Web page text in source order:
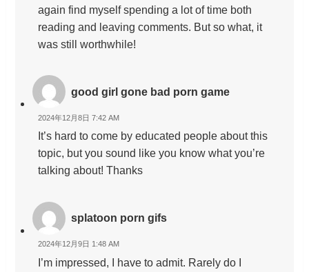
again find myself spending a lot of time both
reading and leaving comments. But so what, it
was still worthwhile!
good girl gone bad porn game
2024年12月8日 7:42 AM
It’s hard to come by educated people about this
topic, but you sound like you know what you’re
talking about! Thanks
splatoon porn gifs
2024年12月9日 1:48 AM
I’m impressed, I have to admit. Rarely do I